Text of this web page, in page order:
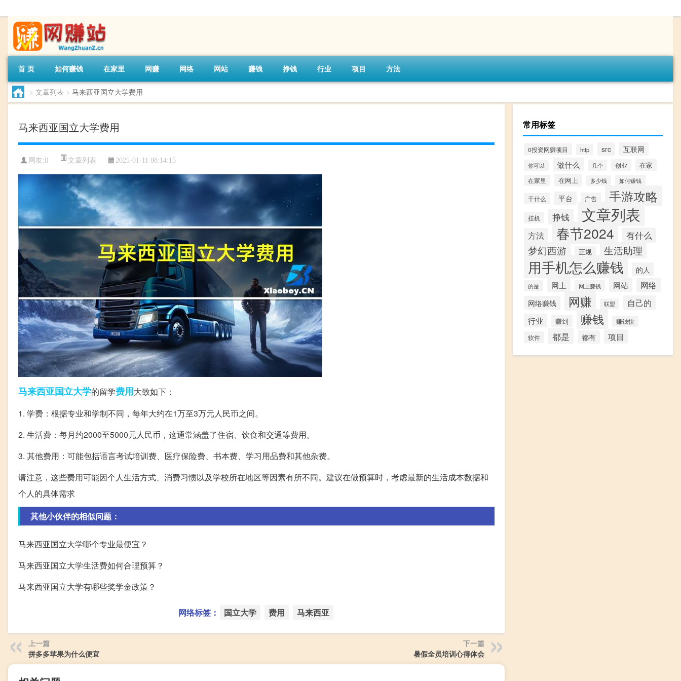
首 页 如何赚钱 在家里 网赚 网络 网站 赚钱 挣钱 行业 项目 方法
> 文章列表 > 马来西亚国立大学费用
马来西亚国立大学费用
网友: 文章列表 2025-01-11 08:14:15
马来西亚国立大学的留学费用大致如下：
1. 学费：根据专业和学制不同，每年大约在1万至3万元人民币之间。
2. 生活费：每月约2000至5000元人民币，这通常涵盖了住宿、饮食和交通等费用。
3. 其他费用：可能包括语言考试培训费、医疗保险费、书本费、学习用品费和其他杂费。
请注意，这些费用可能因个人生活方式、消费习惯以及学校所在地区等因素有所不同。建议在做预算时，考虑最新的生活成本数据和
个人的具体需求
其他小伙伴的相似问题：
马来西亚国立大学哪个专业最便宜？
马来西亚国立大学生活费如何合理预算？
马来西亚国立大学有哪些奖学金政策？
网络标签： 国立大学 费用 马来西亚
上一篇
拼多多苹果为什么便宜
下一篇
暑假全员培训心得体会
常用标签
0投资网赚项目 http src 互联网
你可以 做什么 几个 创业 在家
在家里 在网上 多少钱 如何赚钱
干什么 平台 广告 手游攻略
挂机 挣钱 文章列表
方法 春节2024 有什么
梦幻西游 正规 生活助理
用手机怎么赚钱 的人
的是 网上 网上赚钱 网站 网络
网络赚钱 网赚 联盟 自己的
行业 赚到 赚钱 赚钱快
软件 都是 都有 项目